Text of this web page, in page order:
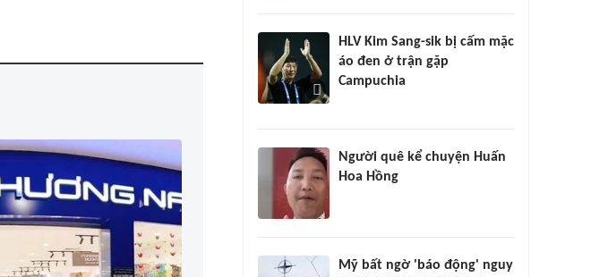
HLV Kim Sang-sik bị cấm mặc
áo đen ở trận gặp
Campuchia
Người quê kể chuyện Huấn
Hoa Hồng
Mỹ bất ngờ 'báo động' nguy